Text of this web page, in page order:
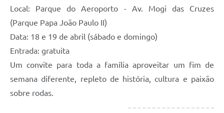
Local: Parque do Aeroporto - Av. Mogi das Cruzes
(Parque Papa João Paulo II)
Data: 18 e 19 de abril (sábado e domingo)
Entrada: gratuita
Um convite para toda a família aproveitar um fim de
semana diferente, repleto de história, cultura e paixão
sobre rodas.